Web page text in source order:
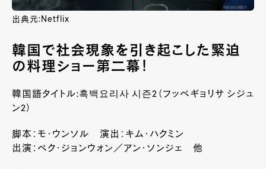
出典元:Netflix
韓国で社会現象を引き起こした緊迫
の料理ショー第二幕！
韓国語タイトル:흑백요리사 시즌2（フッペギョリサ シジュ
ン2）
脚本：モ・ウンソル 演出：キム・ハクミン
出演：ペク・ジョンウォン／アン・ソンジェ 他